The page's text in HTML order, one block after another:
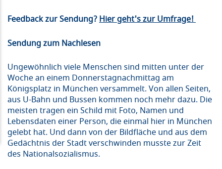
Feedback zur Sendung?Hier geht's zur Umfrage!
Sendung zum Nachlesen
Ungewöhnlich viele Menschen sind mitten unter der
Woche an einem Donnerstagnachmittag am
Königsplatz in München versammelt. Von allen Seiten,
aus U-Bahn und Bussen kommen noch mehr dazu. Die
meisten tragen ein Schild mit Foto, Namen und
Lebensdaten einer Person, die einmal hier in München
gelebt hat. Und dann von der Bildfläche und aus dem
Gedächtnis der Stadt verschwinden musste zur Zeit
des Nationalsozialismus.